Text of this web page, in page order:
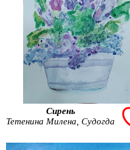
Сирень
Тетенина Милена, Судогда